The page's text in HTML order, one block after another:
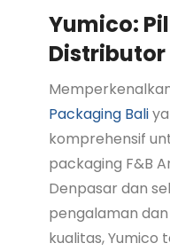
Yumico:
Packaging Bali
komprehensif
packaging F&B
Denpasar dan
pengalaman
kualitas, Yumico